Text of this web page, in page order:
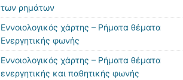
των ρημάτων
Εννοιολογικός χάρτης – Ρήματα θέματα
Ενεργητικής φωνής
Εννοιολογικός χάρτης – Ρήματα θέματα
ενεργητικής και παθητικής φωνής